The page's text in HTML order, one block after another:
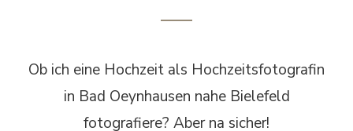
Ob ich eine Hochzeit als Hochzeitsfotografin
in Bad Oeynhausen nahe Bielefeld
fotografiere? Aber na sicher!